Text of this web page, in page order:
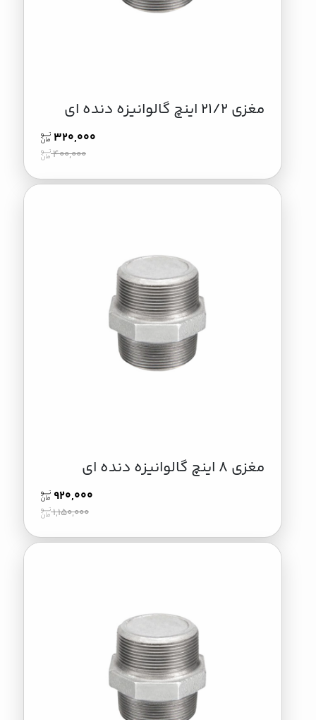
مغزی 21/2 اینچ گالوانیزه دنده ای
320,000
400,000
مغزی 8 اینچ گالوانیزه دنده ای
920,000
1,150,000